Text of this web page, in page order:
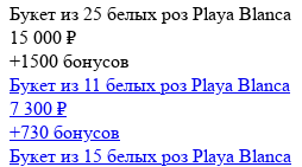
Букет из 25 белых роз Playa Blanca
15 000 ₽
+1500 бонусов
Букет из 11 белых роз Playa Blanca
7 300 ₽
+730 бонусов
Букет из 15 белых роз Playa Blanca